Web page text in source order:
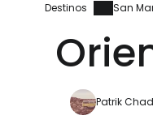
Destinos San
Patrik